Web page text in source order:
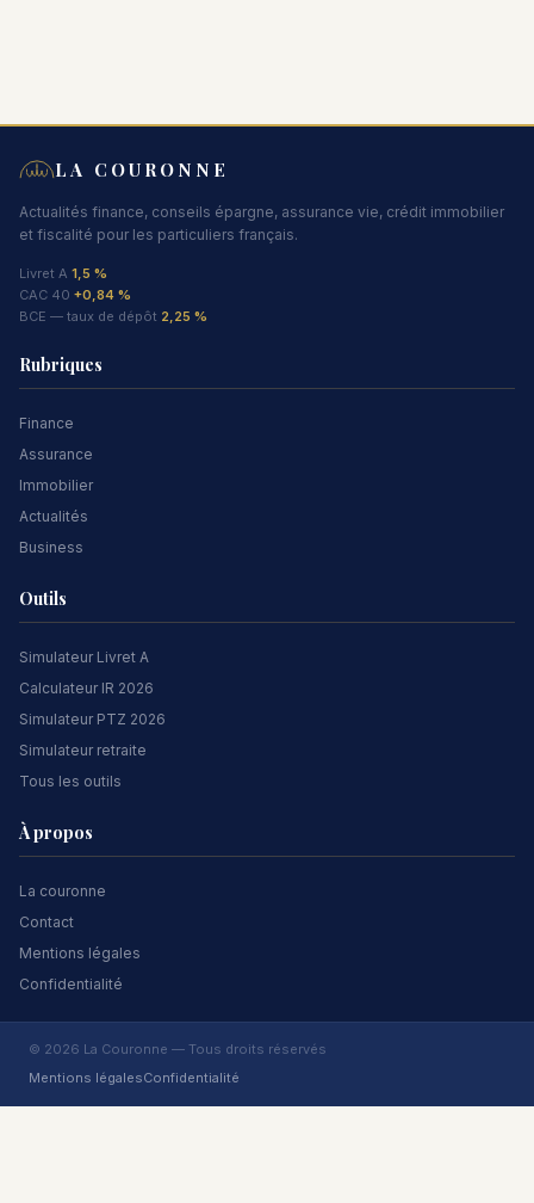
LA COURONNE
Actualités finance, conseils épargne, assurance vie, crédit immobilier
et fiscalité pour les particuliers français.
Livret A 1,5 %
CAC 40 +0,84 %
BCE — taux de dépôt 2,25 %
Rubriques
Finance
Assurance
Immobilier
Actualités
Business
Outils
Simulateur Livret A
Calculateur IR 2026
Simulateur PTZ 2026
Simulateur retraite
Tous les outils
À propos
La couronne
Contact
Mentions légales
Confidentialité
© 2026 La Couronne — Tous droits réservés
Mentions légalesConfidentialité